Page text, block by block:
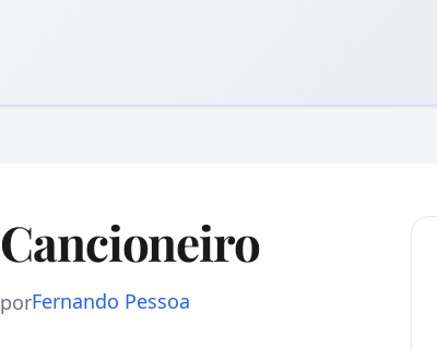
Cancioneiro
porFernando Pessoa